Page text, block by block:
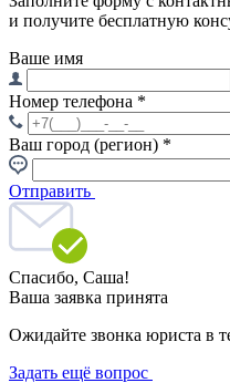
и получите бесплатную
Ваше имя
Номер телефона *
Ваш город (регион) *
Отправить
Спасибо, Саша!
Ваша заявка принята
Ожидайте звонка юриста в
Задать ещё вопрос